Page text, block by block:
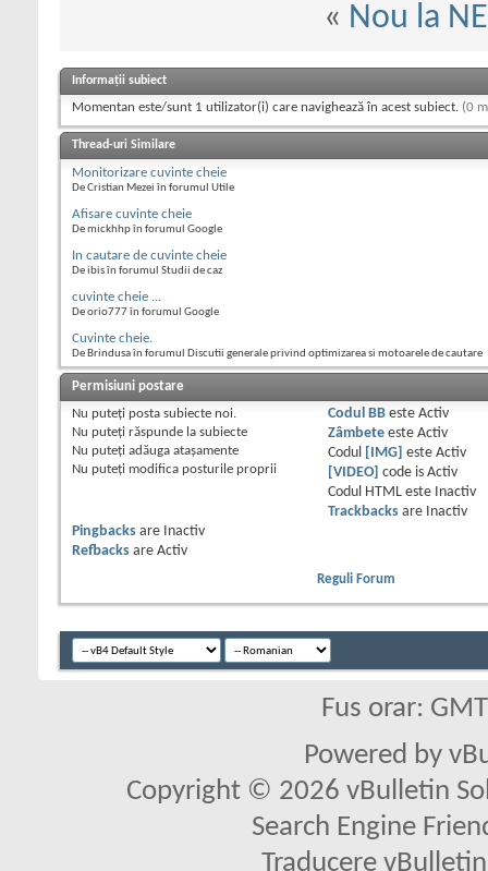
« Nou la
Informații subiect
Momentan este/sunt 1 utilizator(i) care navighează în acest subiect. (0
Thread-uri Similare
Monitorizare cuvinte cheie
De Cristian Mezei în forumul Utile
Afisare cuvinte cheie
De mickhhp în forumul Google
In cautare de cuvinte cheie
De ibis în forumul Studii de caz
cuvinte cheie ...
De orio777 în forumul Google
Cuvinte cheie.
De Brindusa în forumul Discutii generale privind optimizarea si motoarele de cautare
Permisiuni postare
Nu puteţi posta subiecte noi.
Nu puteţi răspunde la subiecte
Nu puteţi adăuga ataşamente
Nu puteţi modifica posturile proprii
Codul BBeste Activ
Zâmbeteeste Activ
Codul
[IMG] este Activ
[VIDEO]
code is Activ
Codul HTML este
Inactiv
Trackbacksare
Inactiv
Pingbacks are
Inactiv
Refbacks are Activ
Reguli Forum
Fus orar:
Powered by
Copyright © 2026 vBulletin
Search Engine
Traducere